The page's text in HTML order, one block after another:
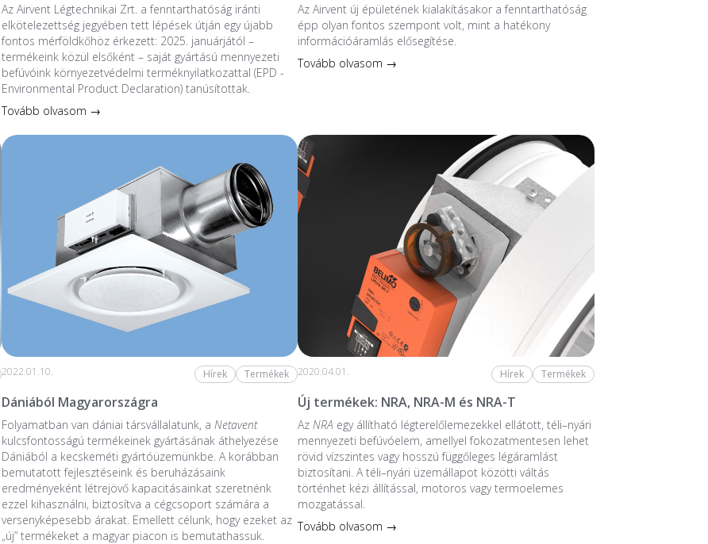
Az Airvent Légtechnikai Zrt. a fenntarthatóság iránti
elkötelezettség jegyében tett lépések útján egy újabb
fontos mérföldkőhöz érkezett: 2025. januárjától –
termékeink közül elsőként – saját gyártású mennyezeti
befúvóink környezetvédelmi terméknyilatkozattal (EPD -
Environmental Product Declaration) tanúsítottak.
Tovább olvasom →
Az Airvent új épületének kialakításakor a fenntarthatóság
épp olyan fontos szempont volt, mint a hatékony
információáramlás elősegítése.
Tovább olvasom →
2022.01.10. Hírek Termékek
Dániából Magyarországra
Folyamatban van dániai társvállalatunk, a Netavent
kulcsfontosságú termékeinek gyártásának áthelyezése
Dániából a kecskeméti gyártóüzemünkbe. A korábban
bemutatott fejlesztéseink és beruházásaink
eredményeként létrejövő kapacitásainkat szeretnénk
ezzel kihasználni, biztosítva a cégcsoport számára a
versenyképesebb árakat. Emellett célunk, hogy ezeket az
„új” termékeket a magyar piacon is bemutathassuk.
2020.04.01. Hírek Termékek
Új termékek: NRA, NRA-M és NRA-T
AzNRA egy állítható légterelőlemezekkel ellátott, téli–nyári
mennyezeti befúvóelem, amellyel fokozatmentesen lehet
rövid vízszintes vagy hosszú függőleges légáramlást
biztosítani. A téli–nyári üzemállapot közötti váltás
történhet kézi állítással, motoros vagy termoelemes
mozgatással.
Tovább olvasom →